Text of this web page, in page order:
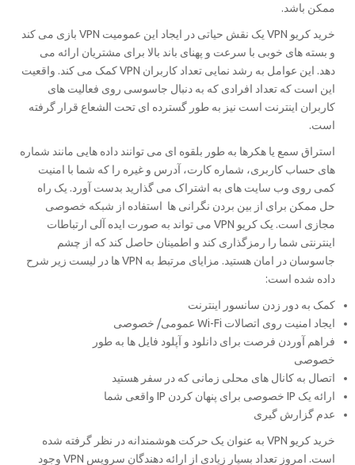
ممکن باشد.
خرید کریو VPN یک نقش حیاتی در ایجاد این عمومیت VPN بازی می کند
و بسته های خوبی با سرعت و پهنای باند بالا برای مشتریان ارائه می
دهد. این عوامل به رشد نمایی تعداد کاربران VPN کمک می کند. واقعیت
این است که تعداد افرادی که به دنبال جاسوسی روی فعالیت های
کاربران اینترنت است نیز به طور گسترده ای تحت الشعاع قرار گرفته
است.
استراق سمع یا هکرها به طور بلقوه ای می توانند داده هایی مانند شماره
های حساب کاربری، شماره کارت، آدرس و غیره را که شما با امنیت
کمی روی وب سایت های به اشتراک می گذارید بدست آورد. یک راه
حل ممکن برای از بین بردن نگرانی ها استفاده از شبکه خصوصی
مجازی است. یک کریو VPN می تواند به صورت ایده آلی ارتباطات
اینترنتی شما را رمزگذاری کند و اطمینان حاصل کند که از چشم
جاسوسان در امان هستید. مزایای مرتبط به VPN ها در لیست زیر شرح
داده شده است:
کمک به دور زدن سانسور اینترنت
ایجاد امنیت روی اتصالات Wi-Fi عمومی/ خصوصی
فراهم آوردن فرصت برای دانلود و آپلود فایل ها به طور
خصوصی
اتصال به کانال های محلی زمانی که در سفر هستید
ارائه یک IP خصوصی برای پنهان کردن IP واقعی شما
عدم گزارش گیری
خرید کریو VPN به عنوان یک حرکت هوشمندانه در نظر گرفته شده
است. امروز تعداد بسیار زیادی از ارائه دهندگان سرویس VPN وجود